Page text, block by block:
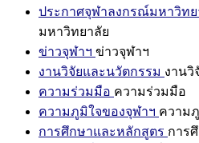
ประกาศจุฬาลงกรณ์มหาวิทย
มหาวิทยาลัย
ข่าวจุฬาฯ ข่าวจุฬาฯ
งานวิจัยและนวัตกรรม งานวิ
ความร่วมมือ ความร่วมมือ
ความภูมิใจของจุฬาฯ ความ
การศึกษาและหลักสูตร การ